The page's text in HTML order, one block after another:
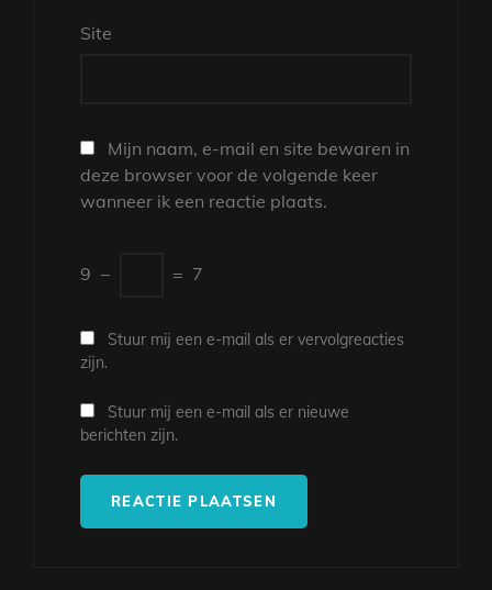
Site
Mijn naam, e-mail en site bewaren in
deze browser voor de volgende keer
wanneer ik een reactie plaats.
9 − = 7
Stuur mij een e-mail als er vervolgreacties
zijn.
Stuur mij een e-mail als er nieuwe
berichten zijn.